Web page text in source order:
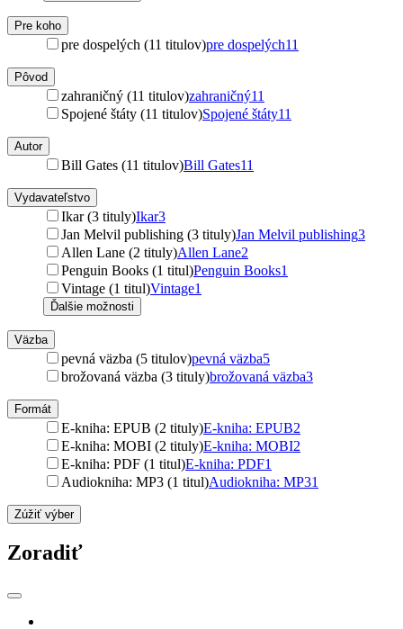
Pre koho
pre dospelých (11 titulov)pre dospelých11
Pôvod
zahraničný (11 titulov)zahraničný11
Spojené štáty (11 titulov)Spojené štáty11
Autor
Bill Gates (11 titulov)Bill Gates11
Vydavateľstvo
Ikar (3 tituly)Ikar3
Jan Melvil publishing (3 tituly)Jan Melvil publishing3
Allen Lane (2 tituly)Allen Lane2
Penguin Books (1 titul)Penguin Books1
Vintage (1 titul)Vintage1
Ďalšie možnosti
Väzba
pevná väzba (5 titulov)pevná väzba5
brožovaná väzba (3 tituly)brožovaná väzba3
Formát
E-kniha: EPUB (2 tituly)E-kniha: EPUB2
E-kniha: MOBI (2 tituly)E-kniha: MOBI2
E-kniha: PDF (1 titul)E-kniha: PDF1
Audiokniha: MP3 (1 titul)Audiokniha: MP31
Zúžiť výber
Zoradiť